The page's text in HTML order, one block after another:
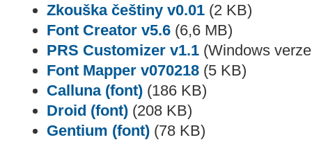
Zkouška češtiny v0.01 (2 KB)
Font Creator v5.6 (6,6 MB)
PRS Customizer v1.1 (Windows
Font Mapper v070218 (5 KB)
Calluna (font) (186 KB)
Droid (font) (208 KB)
Gentium (font) (78 KB)